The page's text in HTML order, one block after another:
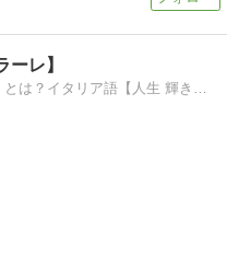
レ】
ビータブリッラーレ【vitabrillare】とは？イタリア語【人生 輝き】と言う意味です。